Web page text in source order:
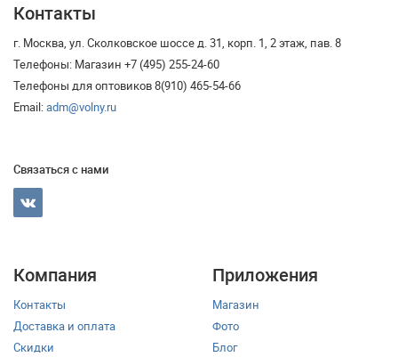
Контакты
г. Москва, ул. Сколковское шоссе д. 31, корп. 1, 2 этаж, пав. 8
Телефоны: Магазин +7 (495) 255-24-60
Телефоны для оптовиков 8(910) 465-54-66
Email:adm@volny.ru
Связаться с нами
Компания
Контакты
Доставка и оплата
Скидки
Приложения
Магазин
Фото
Блог